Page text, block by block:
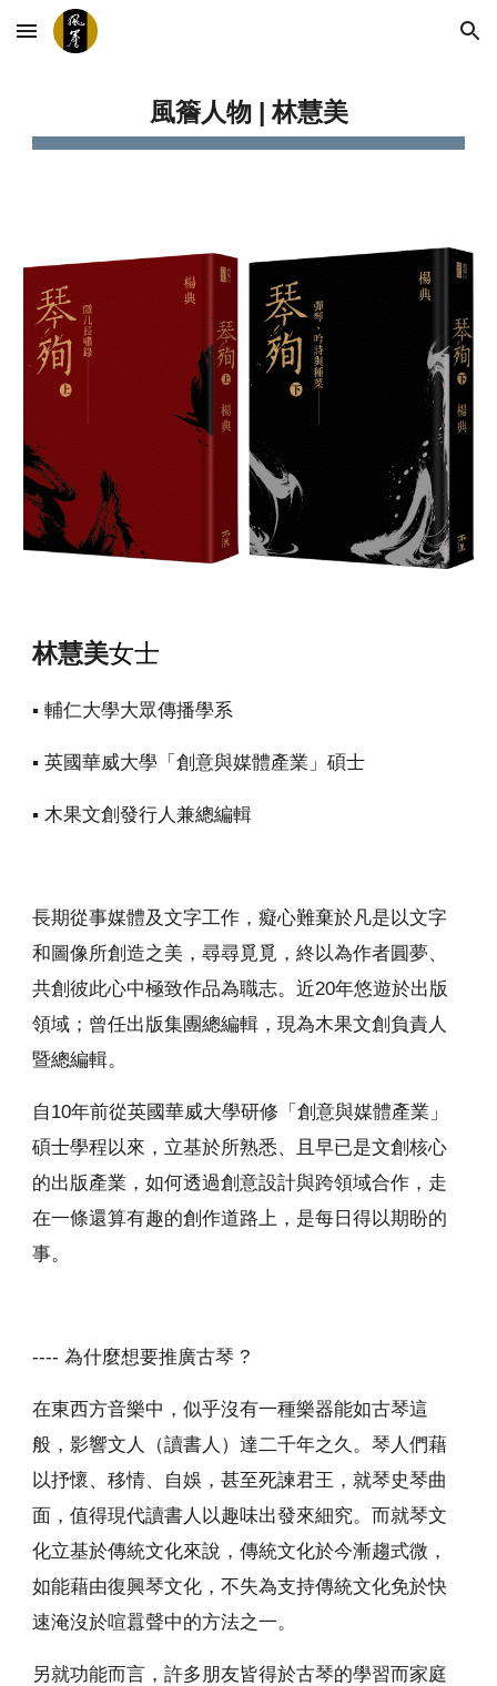
Skip to main content Skip to navigation
風簷人物 | 林慧美
林慧美女士
▪️ 輔仁大學大眾傳播學系
▪️ 英國華威大學「創意與媒體產業」碩士
▪️ 木果文創發行人兼總編輯
長期從事媒體及文字工作，癡心難棄於凡是以文字
和圖像所創造之美，尋尋覓覓，終以為作者圓夢、
共創彼此心中極致作品為職志。近20年悠遊於出版
領域；曾任出版集團總編輯，現為木果文創負責人
暨總編輯。
自10年前從英國華威大學研修「創意與媒體產業」
碩士學程以來，立基於所熟悉、且早已是文創核心
的出版產業，如何透過創意設計與跨領域合作，走
在一條還算有趣的創作道路上，是每日得以期盼的
事。
---- 為什麼想要推廣古琴 ?
在東西方音樂中，似乎沒有一種樂器能如古琴這
般，影響文人（讀書人）達二千年之久。琴人們藉
以抒懷、移情、自娛，甚至死諫君王，就琴史琴曲
面，值得現代讀書人以趣味出發來細究。而就琴文
化立基於傳統文化來說，傳統文化於今漸趨式微，
如能藉由復興琴文化，不失為支持傳統文化免於快
速淹沒於喧囂聲中的方法之一。
另就功能而言，許多朋友皆得於古琴的學習而家庭